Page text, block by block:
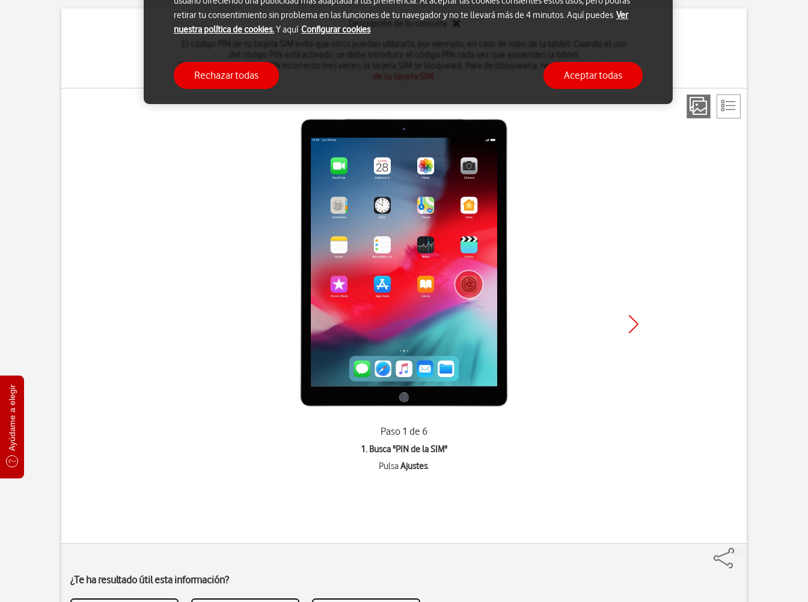
Ayúdame a elegir
Descripción de tu consulta
Si introduces un código PIN incorrecto tres veces, la tarjeta SIM se bloqueará. Para desbloquearla, necesitasel código PUK
de tu tarjeta SIM
Paso 1 de 6
1. Busca "PIN de la SIM"
PulsaAjustes.
¿Te ha resultado útil esta información?
retirar tu consentimiento sin problema en las funciones de tu navegador y no te llevará más de 4 minutos. Aquí puedes Ver
nuestra política de cookies.Y aquí Configurar cookies
Rechazar todas Aceptar todas